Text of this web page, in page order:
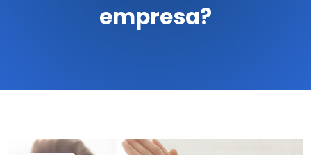
empresa?